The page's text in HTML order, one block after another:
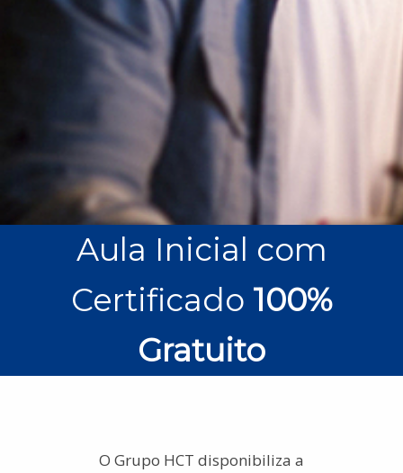
Aula Inicial com
Certificado 100%
Gratuito
O Grupo HCT disponibiliza a